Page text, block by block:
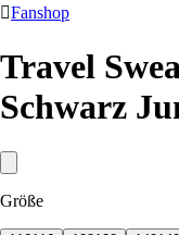
Fanshop
Travel
Schwarz
Größe